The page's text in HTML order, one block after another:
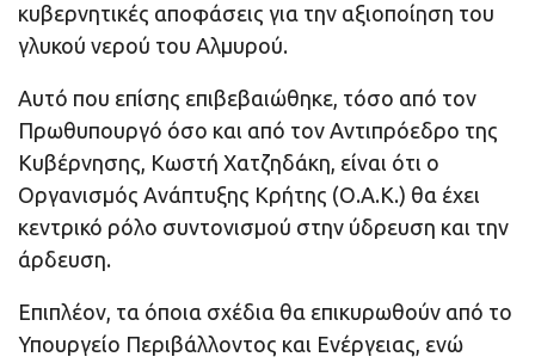
κυβερνητικές αποφάσεις για την αξιοποίηση του
γλυκού νερού του Αλμυρού.
Αυτό που επίσης επιβεβαιώθηκε, τόσο από τον
Πρωθυπουργό όσο και από τον Αντιπρόεδρο της
Κυβέρνησης, Κωστή Χατζηδάκη, είναι ότι ο
Οργανισμός Ανάπτυξης Κρήτης (Ο.Α.Κ.) θα έχει
κεντρικό ρόλο συντονισμού στην ύδρευση και την
άρδευση.
Επιπλέον, τα όποια σχέδια θα επικυρωθούν από το
Υπουργείο Περιβάλλοντος και Ενέργειας, ενώ